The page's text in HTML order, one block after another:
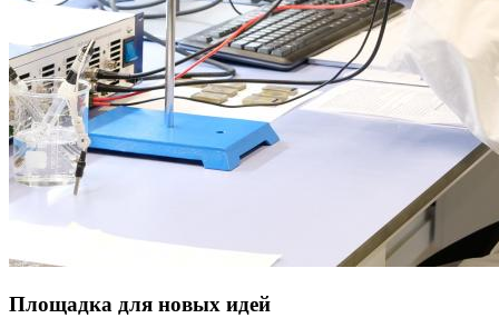
Площадка для новых идей